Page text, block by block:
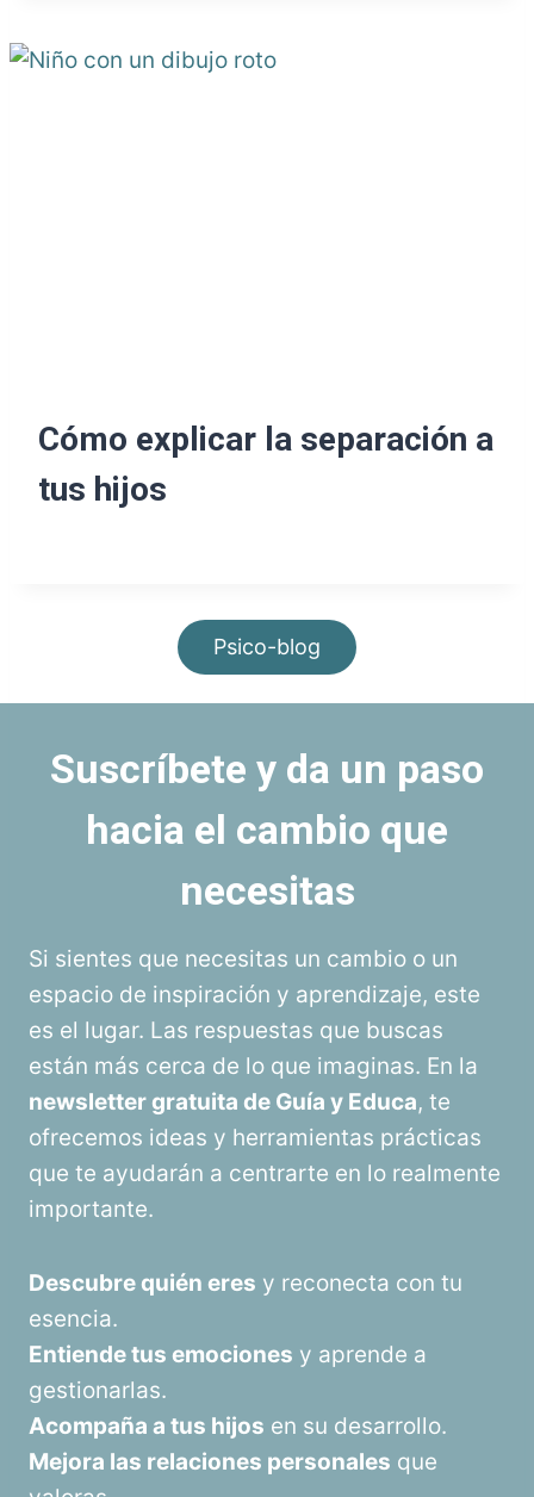
Cómo explicar la separación a
tus hijos
Psico-blog
Suscríbete y da un paso
hacia el cambio que
necesitas
Si sientes que necesitas un cambio o un
espacio de inspiración y aprendizaje, este
es el lugar. Las respuestas que buscas
están más cerca de lo que imaginas. En la
newsletter gratuita de Guía y Educa, te
ofrecemos ideas y herramientas prácticas
que te ayudarán a centrarte en lo realmente
importante.
Descubre quién eres y reconecta con tu
esencia.
Entiende tus emociones y aprende a
gestionarlas.
Acompaña a tus hijos en su desarrollo.
Mejora las relaciones personales que